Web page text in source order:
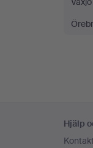
Hjälp